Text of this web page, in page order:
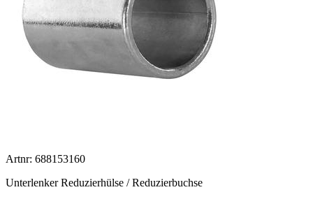
Artnr: 688153160
Unterlenker Reduzierhülse / Reduzierbuchse